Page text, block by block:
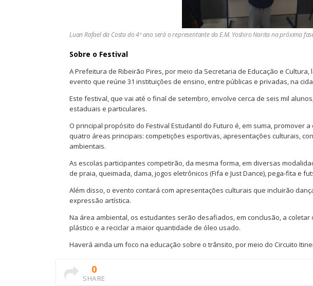
Luan Rafael da Costa do 4º ano será o representante da E.M. Yoshiro Narita na próxima
Sobre o Festival
A Prefeitura de Ribeirão Pires, por meio da Secretaria de Educação e Cultura,
evento que reúne 31 instituições de ensino, entre públicas e privadas, na
Este festival, que vai até o final de setembro, envolve cerca de seis mil
estaduais e particulares.
O principal propósito do Festival Estudantil do Futuro é, em suma, promover
quatro áreas principais: competições esportivas, apresentações culturais,
ambientais.
As escolas participantes competirão, da mesma forma, em diversas
de praia, queimada, dama, jogos eletrônicos (Fifa e Just Dance), pega-fita e
Além disso, o evento contará com apresentações culturais que incluirão
expressão artística.
Na área ambiental, os estudantes serão desafiados, em conclusão, a
plástico e a reciclar a maior quantidade de óleo usado.
Haverá ainda um foco na educação sobre o trânsito, por meio do Circuito
0
SHARE